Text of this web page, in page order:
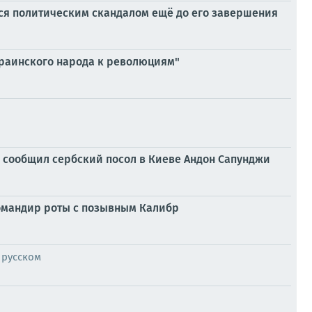
политическим скандалом ещё до его завершения
народа к революциям"
сербский посол в Киеве Андон Сапунджи
роты с позывным Калибр